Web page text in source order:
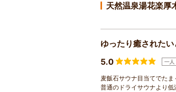
天然温泉湯花楽厚
ゆったり癒された
5.0
一人
麦飯石サウナ目当てでた
普通のドライサウナより